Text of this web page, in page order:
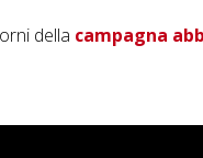
della campagna